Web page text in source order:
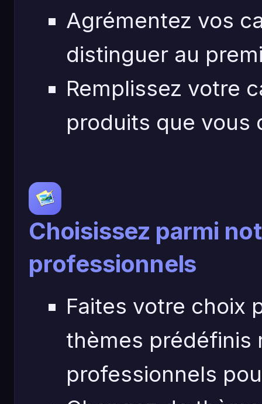
Agrémentez vos
distinguer au
Remplissez votre
produits que vous
Choisissez parmi
professionnels
Faites votre choix
thèmes prédéfinis
professionnels